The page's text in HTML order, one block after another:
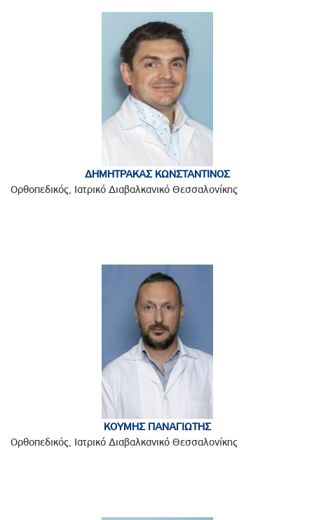
ΔΗΜΗΤΡΑΚΑΣ ΚΩΝΣΤΑΝΤΙΝΟΣ
Ορθοπεδικός, Ιατρικό Διαβαλκανικό Θεσσαλονίκης
ΚΟΥΜΗΣ ΠΑΝΑΓΙΩΤΗΣ
Ορθοπεδικός, Ιατρικό Διαβαλκανικό Θεσσαλονίκης